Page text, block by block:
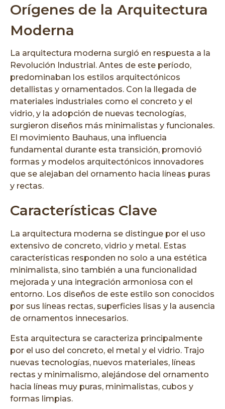
Orígenes de la Arquitectura
Moderna
La arquitectura moderna surgió en respuesta a la
Revolución Industrial. Antes de este período,
predominaban los estilos arquitectónicos
detallistas y ornamentados. Con la llegada de
materiales industriales como el concreto y el
vidrio, y la adopción de nuevas tecnologías,
surgieron diseños más minimalistas y funcionales.
El movimiento Bauhaus, una influencia
fundamental durante esta transición, promovió
formas y modelos arquitectónicos innovadores
que se alejaban del ornamento hacia líneas puras
y rectas.
Características Clave
La arquitectura moderna se distingue por el uso
extensivo de concreto, vidrio y metal. Estas
características responden no solo a una estética
minimalista, sino también a una funcionalidad
mejorada y una integración armoniosa con el
entorno. Los diseños de este estilo son conocidos
por sus líneas rectas, superficies lisas y la ausencia
de ornamentos innecesarios.
Esta arquitectura se caracteriza principalmente
por el uso del concreto, el metal y el vidrio. Trajo
nuevas tecnologías, nuevos materiales, líneas
rectas y minimalismo, alejándose del ornamento
hacia líneas muy puras, minimalistas, cubos y
formas limpias.